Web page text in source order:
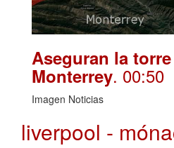
Aseguran la
Monterrey. 00:50
Imagen Noticias
liverpool -